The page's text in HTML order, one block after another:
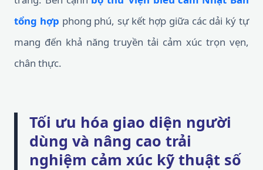
tổng hợp phong phú, sự kết hợp giữa các dải ký tự
mang đến khả năng truyền tải cảm xúc trọn vẹn,
chân thực.
Tối ưu hóa giao diện người
dùng và nâng cao trải
nghiệm cảm xúc kỹ thuật số